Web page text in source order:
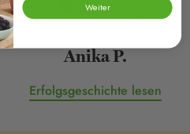
Anika P.
Erfolgsgeschichte lesen
Weiter